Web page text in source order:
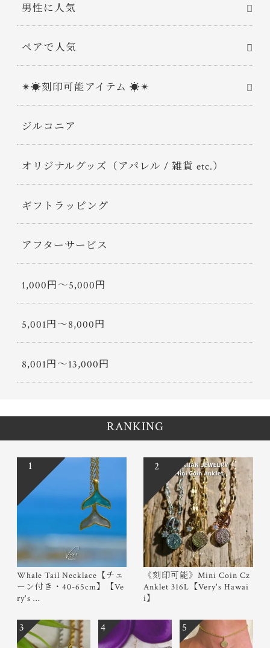
男性に人気
ペアで人気
✴︎☀︎刻印可能アイテム ☀︎✴︎
ジルコニア
オリジナルグッズ（アパレル / 雑貨 etc.）
ギフトラッピング
アフターサービス
1,000円〜5,000円
5,001円〜8,000円
8,001円〜13,000円
RANKING
Whale Tail Necklace【チェ
ーン付き・40-65cm】【Ve
ry's …
1
《刻印可能》Mini Coin Cz
Anklet 316L【Very's Hawai
i】
2
3 4 5